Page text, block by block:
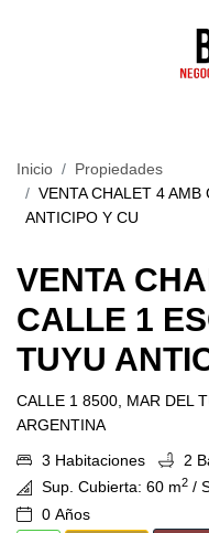
Inicio
Propiedades
VENTA CHALET 4
ANTICIPO Y CU
VENTA
CALLE 1
TUYU
CALLE 1 8500, MAR DEL
ARGENTINA
3 Habitaciones
2
Sup. Cubierta: 60 m2 /
0 Años